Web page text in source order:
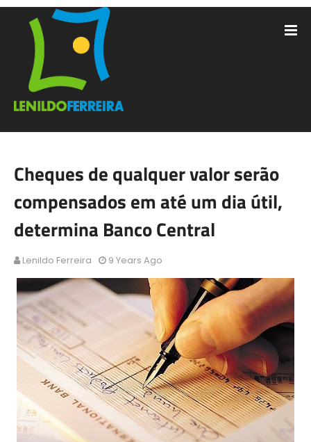
Cheques de qualquer valor serão
compensados em até um dia útil,
determina Banco Central
Lenildo Ferreira 9 Years Ago